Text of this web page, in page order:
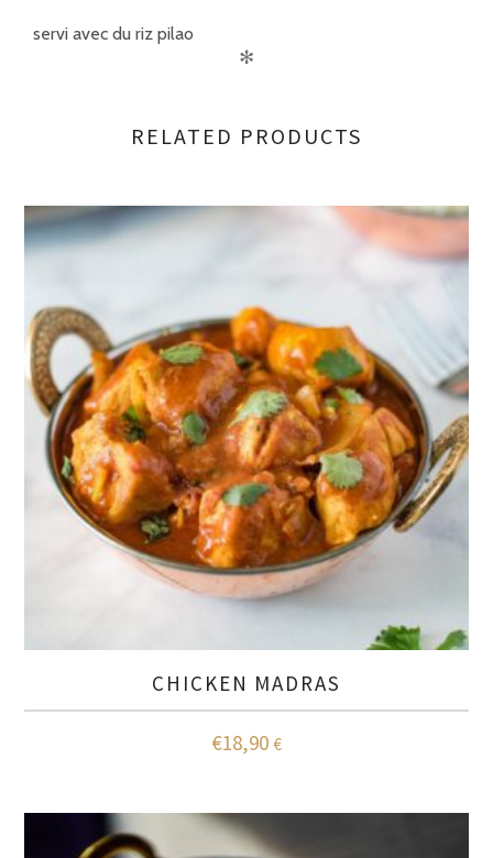
servi avec du riz pilao
✻
RELATED PRODUCTS
CHICKEN MADRAS
€18,90 €